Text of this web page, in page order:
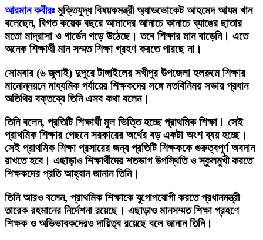
আরমান কবীরঃ মুক্তিযুদ্ধ বিষয়কমন্ত্রী অ্যাডভোকেট আহমেদ আযম খান
বলেছেন, বিগত কয়েক বছরে আমাদের আনাচে কানাচে ব্যাঙের ছাতার
মতো মাদ্রাসা ও গার্ডেন গড়ে উঠেছে। তবে শিক্ষার মান বাড়েনি। এতে
অনেক শিক্ষার্থী মান সম্মত শিক্ষা গ্রহণ করতে পারছে না।
সোমবার (৬ জুলাই) দুপুরে টাঙ্গাইলের সখীপুর উপজেলা হলরুমে শিক্ষার
মানোন্নয়নে মাধ্যমিক পর্যায়ের শিক্ষকদের সঙ্গে মতবিনিময় সভায় প্রধান
অতিথির বক্তব্যে তিনি এসব কথা বলেন।
তিনি বলেন, প্রতিটি শিক্ষার্থী মুল ভিত্তি হচ্ছে প্রাথমিক শিক্ষা। সেই
প্রাথমিক শিক্ষার পেছনে সরকারের অর্থের বড় একটা অংশ ব্যয় হচ্ছে।
সেই প্রাথমিক শিক্ষা প্রসারের জন্য প্রতিটি শিক্ষককে গুরুত্বপূর্ণ অবদান
রাখতে হবে। এছাড়াও শিক্ষার্থীদের শতভাগ উপস্থিতি ও স্কুলমুখী করতে
শিক্ষকদের প্রতি আহ্বান জানান তিনি।
তিনি আরও বলেন, প্রাথমিক শিক্ষাকে যুগোপযোগী করতে প্রধানমন্ত্রী
তারেক রহমানের নির্দেশনা রয়েছে। এছাড়াও মানসম্মত শিক্ষা গ্রহণে
শিক্ষক ও অভিভাবকদেরও দায়িত্ব রয়েছে বলে জানান তিনি।